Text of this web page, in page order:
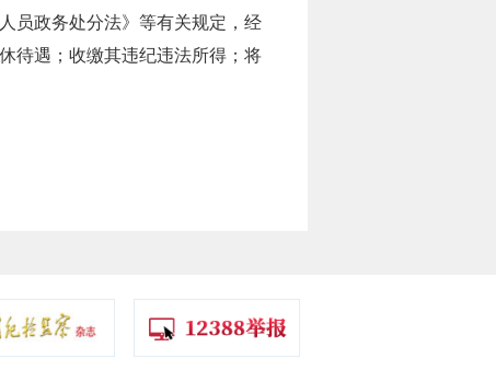
员政务处分法》等有关规定，经
待遇；收缴其违纪违法所得；将